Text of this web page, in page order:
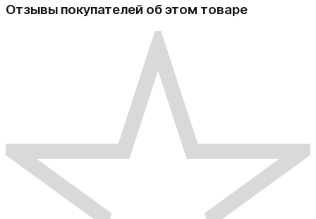
Отзывы покупателей об этом товаре